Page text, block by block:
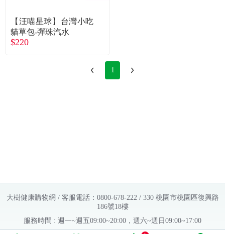
【汪喵星球】台灣小吃
貓草包-彈珠汽水
$220
1
大樹健康購物網 / 客服電話：0800-678-222 / 330 桃園市桃園區復興路
186號18樓
服務時間 : 週一~週五09:00~20:00，週六~週日09:00~17:00